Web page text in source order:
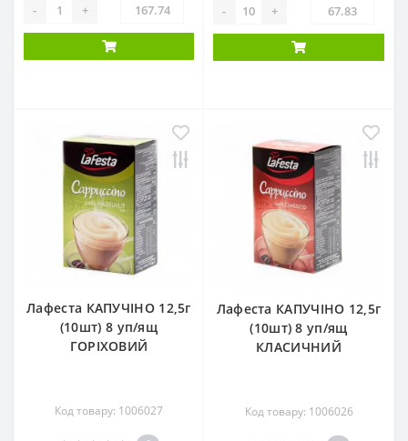
- + - +
Лафеста КАПУЧІНО 12,5г
(10шт) 8 уп/ящ
ГОРІХОВИЙ
Код товару: 1006027
Лафеста КАПУЧІНО 12,5г
(10шт) 8 уп/ящ
КЛАСИЧНИЙ
Код товару: 1006026